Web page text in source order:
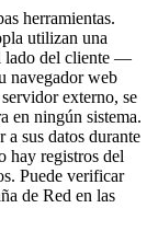
herramientas.
utilizan una
lado del cliente —
navegador web
externo, se
en ningún sistema.
a sus datos durante
hay registros del
Puede verificar
de Red en las